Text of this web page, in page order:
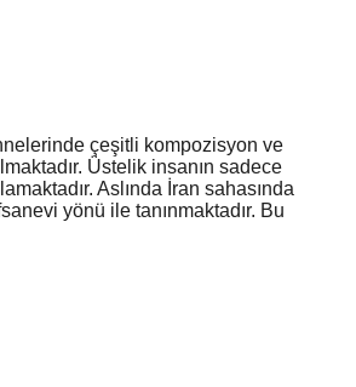
çeşitli kompozisyon ve
Üstelik insanın sadece
Aslında İran sahasında
yönü ile tanınmaktadır. Bu